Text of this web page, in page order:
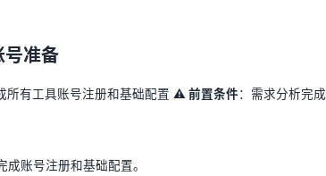
号准备
所有工具账号注册和基础配置 ⚠️ 前置条件：需求分析完成
账号注册和基础配置。